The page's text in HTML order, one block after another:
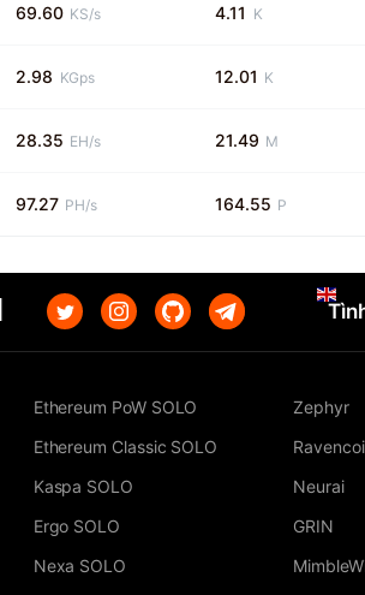
69.60 KS/s 4.11 K
2.98 KGps 12.01 K
28.35 EH/s 21.49 M
97.27 PH/s 164.55 P
Ethereum PoW SOLO
Ethereum Classic SOLO
Kaspa SOLO
Ergo SOLO
Nexa SOLO
Zephyr
Neurai
GRIN